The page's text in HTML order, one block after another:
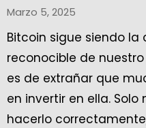
Marzo 5, 2025
Bitcoin sigue siendo
reconocible de
es de extrañar que
en invertir en ella.
hacerlo